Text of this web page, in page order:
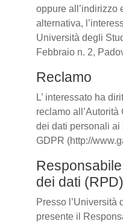
oppure all’indirizzo
alternativa,
Università degli
Febbraio n. 2,
Reclamo
L’ interessato ha
reclamo
dei dati personali ai
GDPR (http://
dei dati (RPD)
Presso l’Università
presente il